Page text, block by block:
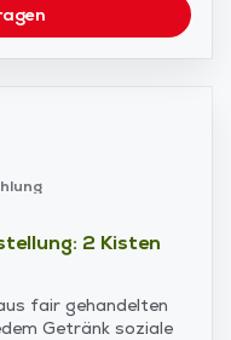
2 Kisten
fair gehandelten
Getränk soziale